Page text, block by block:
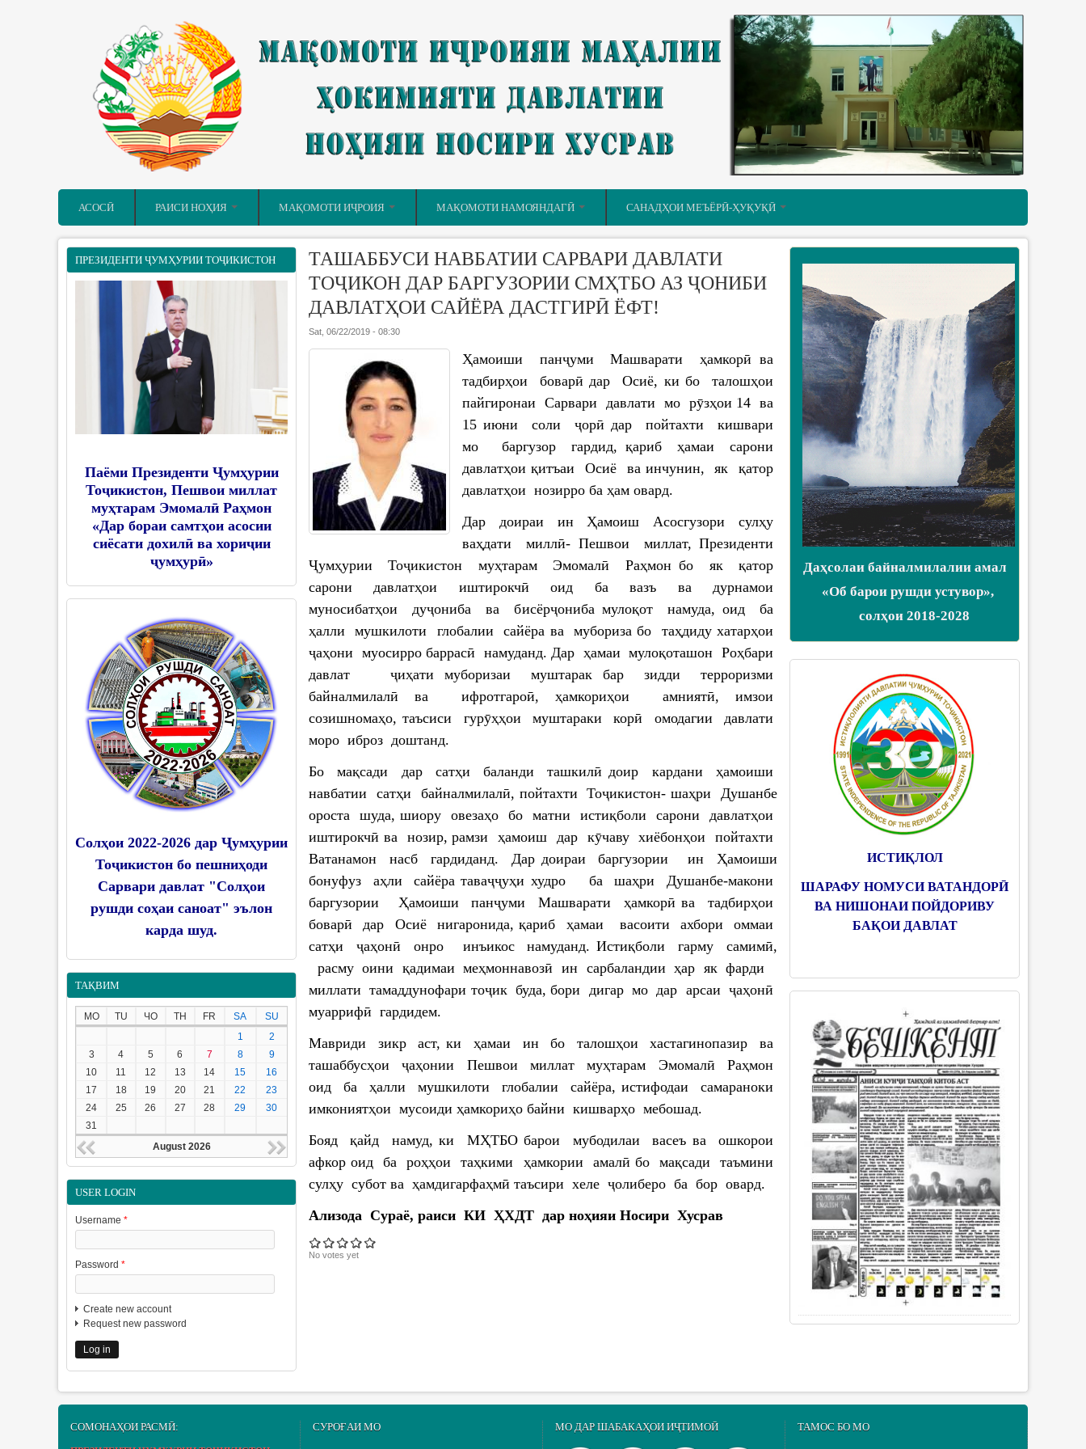
АСОСӢ РАИСИ НОҲИЯ МАҚОМОТИ ИҶРОИЯ МАҚОМОТИ НАМОЯНДАГӢ САНАДҲОИ МЕЪЁРӢ-ҲУҚУҚӢ
ТАШАББУСИ НАВБАТИИ САРВАРИ ДАВЛАТИ
ТОҶИКОН ДАР БАРГУЗОРИИ СМҲТБО АЗ ҶОНИБИ
ДАВЛАТҲОИ САЙЁРА ДАСТГИРӢ ЁФТ!
Sat, 06/22/2019 - 08:30
Ҳамоиши панҷуми Машварати ҳамкорӣ ва
тадбирҳои боварӣ дар Осиё, ки бо талошҳои
пайгиронаи Сарвари давлати мо рӯзҳои 14 ва
15 июни соли ҷорӣ дар пойтахти кишвари
мо баргузор гардид, қариб ҳамаи сарони
давлатҳои қитъаи Осиё ва инчунин, як қатор
давлатҳои нозирро ба ҳам овард.
Дар доираи ин Ҳамоиш Асосгузори сулҳу
ваҳдати миллӣ- Пешвои миллат, Президенти
Ҷумҳурии Тоҷикистон муҳтарам Эмомалӣ Раҳмон бо як қатор
сарони давлатҳои иштирокчӣ оид ба вазъ ва дурнамои
муносибатҳои дуҷониба ва бисёрҷониба мулоқот намуда, оид ба
ҳалли мушкилоти глобалии сайёра ва мубориза бо таҳдиду хатарҳои
ҷаҳони муосирро баррасӣ намуданд. Дар ҳамаи мулоқоташон Роҳбари
давлат ҷиҳати муборизаи муштарак бар зидди терроризми
байналмилалӣ ва ифротгароӣ, ҳамкориҳои амниятӣ, имзои
созишномаҳо, таъсиси гурӯҳҳои муштараки корӣ омодагии давлати
моро иброз доштанд.
Бо мақсади дар сатҳи баланди ташкилӣ доир кардани ҳамоиши
навбатии сатҳи байналмилалӣ, пойтахти Тоҷикистон- шаҳри Душанбе
ороста шуда, шиору овезаҳо бо матни истиқболи сарони давлатҳои
иштирокчӣ ва нозир, рамзи ҳамоиш дар кӯчаву хиёбонҳои пойтахти
Ватанамон насб гардиданд. Дар доираи баргузории ин Ҳамоиши
бонуфуз аҳли сайёра таваҷҷуҳи худро ба шаҳри Душанбе-макони
баргузории Ҳамоиши панҷуми Машварати ҳамкорӣ ва тадбирҳои
боварӣ дар Осиё нигаронида, қариб ҳамаи васоити ахбори оммаи
сатҳи ҷаҳонӣ онро инъикос намуданд. Истиқболи гарму самимӣ,
расму оини қадимаи меҳмоннавозӣ ин сарбаландии ҳар як фарди
миллати тамаддунофари тоҷик буда, бори дигар мо дар арсаи ҷаҳонӣ
муаррифӣ гардидем.
Мавриди зикр аст, ки ҳамаи ин бо талошҳои хастагинопазир ва
ташаббусҳои ҷаҳонии Пешвои миллат муҳтарам Эмомалӣ Раҳмон
оид ба ҳалли мушкилоти глобалии сайёра, истифодаи самараноки
имкониятҳои мусоиди ҳамкориҳо байни кишварҳо мебошад.
Бояд қайд намуд, ки МҲТБО барои мубодилаи васеъ ва ошкорои
афкор оид ба роҳҳои таҳкими ҳамкории амалӣ бо мақсади таъмини
сулҳу субот ва ҳамдигарфаҳмӣ таъсири хеле ҷолиберо ба бор овард.
Ализода Сураё, раиси КИ ҲХДТ дар ноҳияи Носири Хусрав
No votes yet
ПРЕЗИДЕНТИ ҶУМҲУРИИ ТОҶИКИСТОН
Паёми Президенти Ҷумҳурии
Тоҷикистон, Пешвои миллат
муҳтарам Эмомалӣ Раҳмон
«Дар бораи самтҳои асосии
сиёсати дохилӣ ва хориҷии
ҷумҳурӣ»
Солҳои 2022-2026 дар Ҷумҳурии
Тоҷикистон бо пешниҳоди
Сарвари давлат "Солҳои
рушди соҳаи саноат" эълон
карда шуд.
ТАҚВИМ
MO TU ЧО TH FR SA
SU
1
2
3
4 5 6 7 8
9
10
11 12 13 14 15
16
17
18 19 20 21 22
23
24
25 26 27 28 29
30
31
August 2026
USER LOGIN
Username *
Password *
Create new account
Request new password
Даҳсолаи байналмилалии амал
«Об барои рушди устувор»,
солҳои 2018-2028
ИСТИҚЛОЛ
ШАРАФУ НОМУСИ ВАТАНДОРӢ
ВА НИШОНАИ ПОЙДОРИВУ
БАҚОИ ДАВЛАТ
СОМОНАҲОИ РАСМӢ: СУРОҒАИ МО МО ДАР ШАБАКАҲОИ ИҶТИМОӢ ТАМОС БО МО